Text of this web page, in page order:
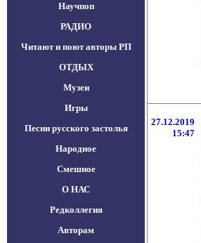
Научпоп
РАДИО
Читают и поют авторы РП
ОТДЫХ
Музеи
Игры
Песни русского застолья
Народное
Смешное
О НАС
Редколлегия
Авторам
27.12.2019
15:47